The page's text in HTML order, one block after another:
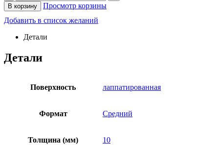
В корзину
Просмотр корзины
Добавить в список желаний
Детали
Детали
Поверхность лаппатированная
Формат Средний
Толщина (мм) 10